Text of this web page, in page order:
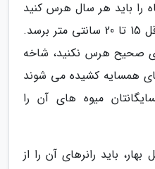
را باید هر سال هرس کنید
تا عرض هر بوته از آن به حداقل 15 تا 20 سانتی متر برسد.
صحیح هرس نکنید، شاخه
همسایه کشیده می شوند
میوه های آن را
باید رانرهای آن را از